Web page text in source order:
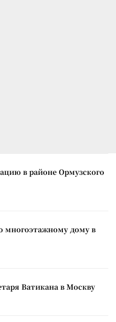
в районе Ормузского
многоэтажному дому в
Ватикана в Москву